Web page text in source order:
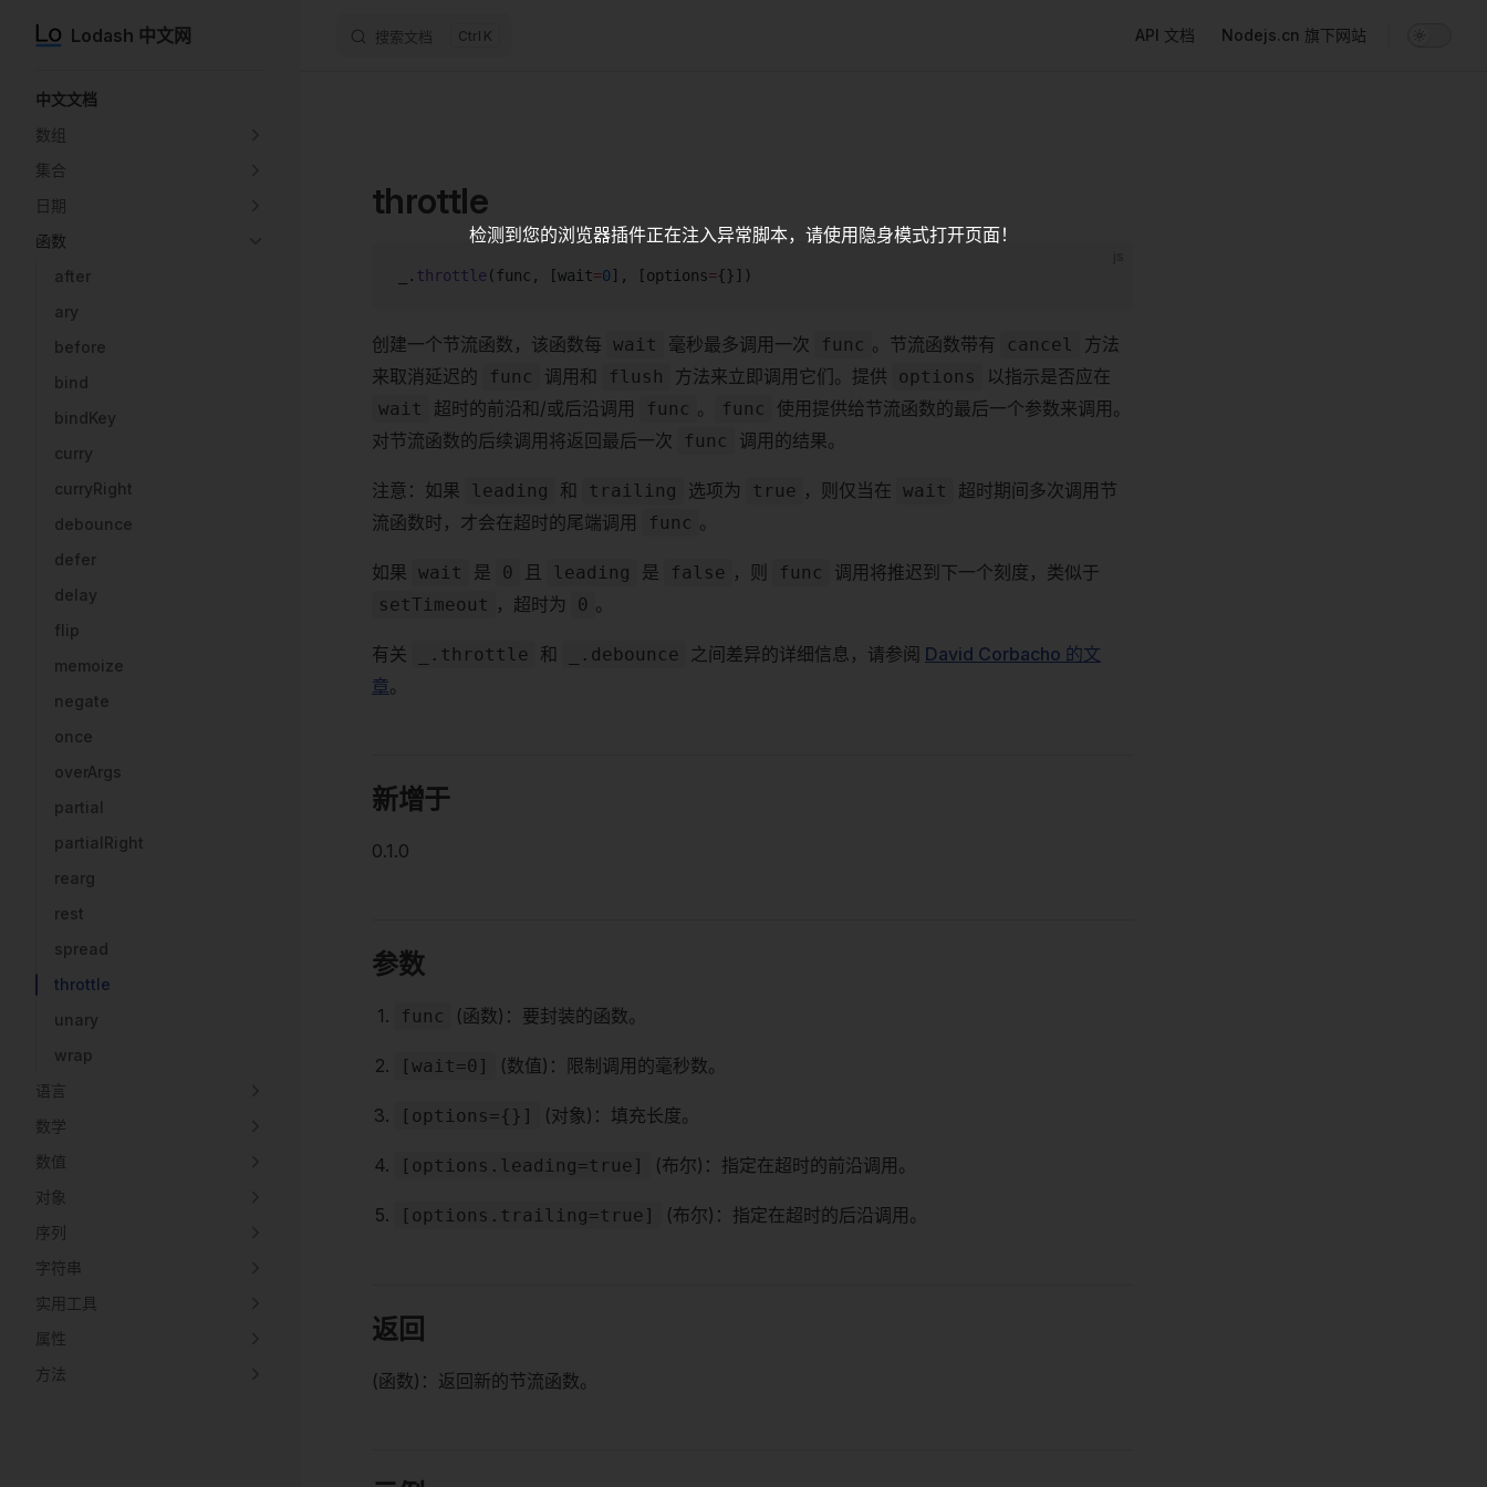
Skip to content
Lodash 中文网 搜索文档 K API 文档 Nodejs.cn 旗下网站
中文文档
数组
集合
日期
函数
after
ary
before
bind
bindKey
curry
curryRight
debounce
defer
delay
flip
memoize
negate
once
overArgs
partial
partialRight
rearg
rest
spread
throttle
unary
wrap
语言
数学
数值
对象
序列
字符串
实用工具
属性
方法
throttle
_. throttle (func, [wait=0], [options={}])
创建一个节流函数，该函数每 wait 毫秒最多调用一次 func 。节流函数带有 cancel
方法
来取消延迟的
func 调用和 flush 方法来立即调用它们。提供 options 以指示是否应在
wait 超时的前沿和/或后沿调用 func 。 func
使用提供给节流函数的最后一个参数来调用。
对节流函数的后续调用将返回最后一次
func 调用的结果。
注意：如果 leading 和 trailing 选项为 true ，则仅当在 wait
超时期间多次调用节
流函数时，才会在超时的尾端调用
func 。
如果 wait 是 0 且 leading 是 false ，则 func 调用将推迟到下一个刻度，类似于
setTimeout ，超时为 0 。
有关 _.throttle 和 _.debounce 之间差异的详细信息，请参阅 David Corbacho 的文
章。
新增于
0.1.0
参数
func (函数)：要封装的函数。
[wait=0] (数值)：限制调用的毫秒数。
[options={}] (对象)：填充长度。
[options.leading=true] (布尔)：指定在超时的前沿调用。
[options.trailing=true] (布尔)：指定在超时的后沿调用。
返回
(函数)：返回新的节流函数。
检测到您的浏览器插件正在注入异常脚本，请使用隐身模式打开页面！